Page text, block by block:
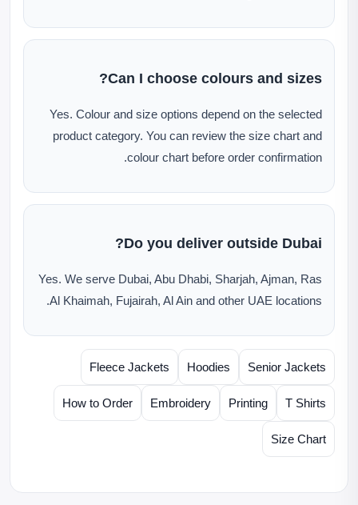
Can I choose colours and sizes?
Yes. Colour and size options depend on the selected
product category. You can review the size chart and
colour chart before order confirmation.
Do you deliver outside Dubai?
Yes. We serve Dubai, Abu Dhabi, Sharjah, Ajman, Ras
Al Khaimah, Fujairah, Al Ain and other UAE locations.
Senior Jackets
Hoodies
Fleece Jackets
T Shirts
Printing
Embroidery
How to Order
Size Chart